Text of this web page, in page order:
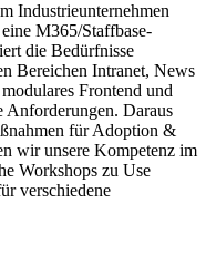
Industrieunternehmen
M365/Staffbase-
die Bedürfnisse
Bereichen Intranet, News
Frontend und
Anforderungen. Daraus
für Adoption &
wir unsere Kompetenz im
Workshops zu Use
verschiedene